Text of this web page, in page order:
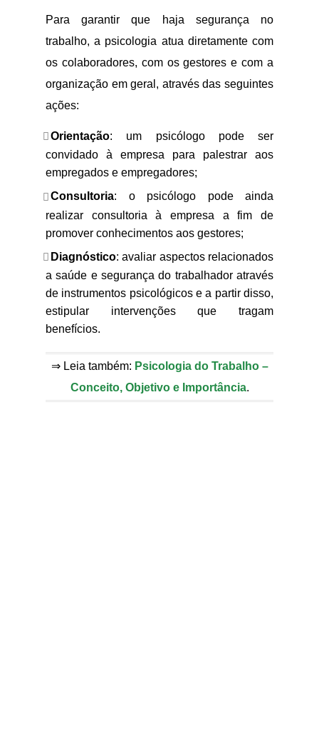
Para garantir que haja segurança no
trabalho, a psicologia atua diretamente com
os colaboradores, com os gestores e com a
organização em geral, através das seguintes
ações:
Orientação: um psicólogo pode ser
convidado à empresa para palestrar aos
empregados e empregadores;
Consultoria: o psicólogo pode ainda
realizar consultoria à empresa a fim de
promover conhecimentos aos gestores;
Diagnóstico: avaliar aspectos relacionados
a saúde e segurança do trabalhador através
de instrumentos psicológicos e a partir disso,
estipular intervenções que tragam
benefícios.
⇒ Leia também: Psicologia do Trabalho –
Conceito, Objetivo e Importância.